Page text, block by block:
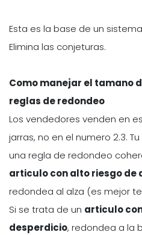
Esta es la base de un
Elimina las conjeturas.
Como manejar el tamano
reglas de redondeo
Los vendedores venden en
jarras, no en el numero 2.3.
una regla de redondeo
articulo con alto riesgo
redondea al alza (es mejor
Si se trata de un articulo
desperdicio, redondea a la